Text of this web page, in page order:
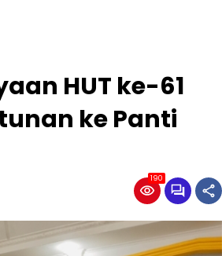
HUT ke-61
ke Panti
190